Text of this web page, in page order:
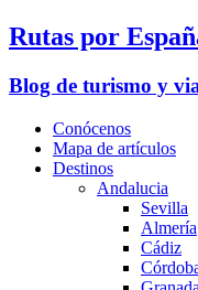
Rutas por
Blog de turismo y
Conócenos
Mapa de artículos
Destinos
Andalucia
Sevilla
Almería
Cádiz